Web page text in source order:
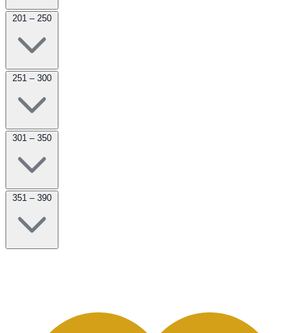
201 – 250
251 – 300
301 – 350
351 – 390